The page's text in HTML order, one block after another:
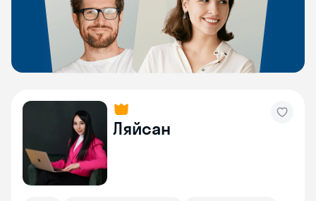
Ляйсан